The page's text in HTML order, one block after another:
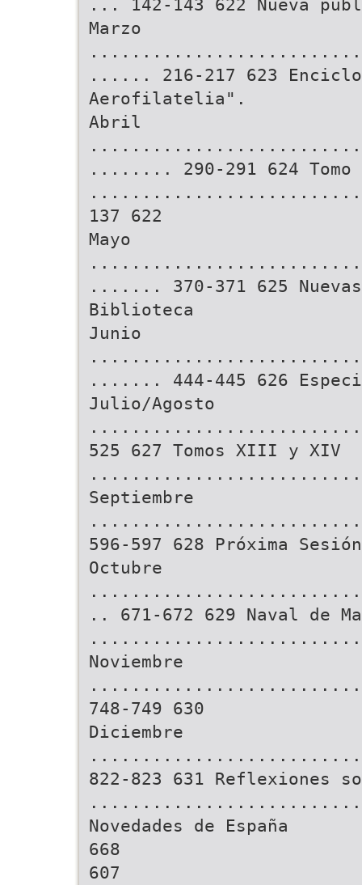
... 142-143 622 Nueva
Marzo
...... 216-217 623
Aerofilatelia".
Abril
........ 290-291 624
137 622
Mayo
....... 370-371 625
Biblioteca
Junio
....... 444-445 626
Julio/Agosto
525 627 Tomos XIII y XIV
Septiembre
596-597 628 Próxima
Octubre
.. 671-672 629 Naval de
Noviembre
748-749 630
Diciembre
822-823 631 Reflexiones
.............................
Novedades de España
668
607